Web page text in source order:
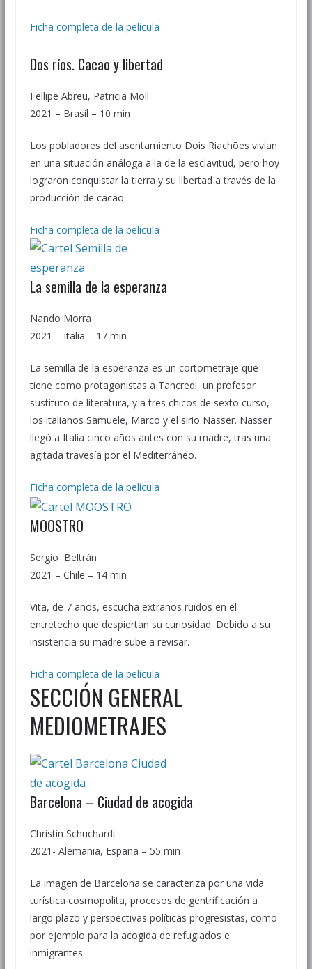
Ficha completa de la película
Dos ríos. Cacao y libertad
Fellipe Abreu, Patricia Moll
2021 – Brasil – 10 min
Los pobladores del asentamiento Dois Riachões vivían
en una situación análoga a la de la esclavitud, pero hoy
lograron conquistar la tierra y su libertad a través de la
producción de cacao.
Ficha completa de la película
La semilla de la esperanza
Nando Morra
2021 – Italia – 17 min
La semilla de la esperanza es un cortometraje que
tiene como protagonistas a Tancredi, un profesor
sustituto de literatura, y a tres chicos de sexto curso,
los italianos Samuele, Marco y el sirio Nasser. Nasser
llegó a Italia cinco años antes con su madre, tras una
agitada travesía por el Mediterráneo.
Ficha completa de la película
MOOSTRO
Sergio Beltrán
2021 – Chile – 14 min
Vita, de 7 años, escucha extraños ruidos en el
entretecho que despiertan su curiosidad. Debido a su
insistencia su madre sube a revisar.
Ficha completa de la película
SECCIÓN GENERAL
MEDIOMETRAJES
Barcelona – Ciudad de acogida
Christin Schuchardt
2021- Alemania, España – 55 min
La imagen de Barcelona se caracteriza por una vida
turística cosmopolita, procesos de gentrificación a
largo plazo y perspectivas políticas progresistas, como
por ejemplo para la acogida de refugiados e
inmigrantes.